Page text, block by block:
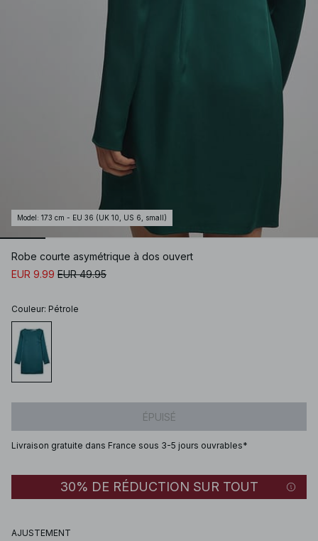
Model : 173 cm - EU 36 (UK 10, US 6, small)
Robe courte asymétrique à dos ouvert
EUR 9.99 EUR 49.95
Couleur: Pétrole
ÉPUISÉ
Livraison gratuite dans France sous 3-5 jours ouvrables*
30% DE RÉDUCTION SUR TOUT
AJUSTEMENT